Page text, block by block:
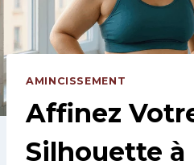
AMINCISSEMENT
Affinez
Silhouette à